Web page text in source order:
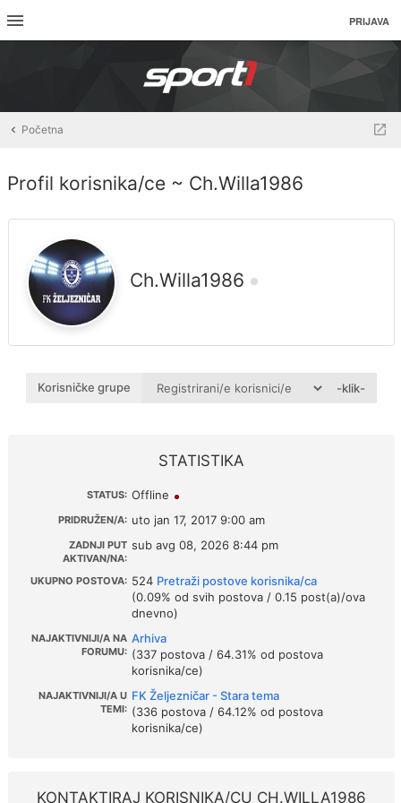
PRIJAVA
Početna
Profil korisnika/ce ~ Ch.Willa1986
Ch.Willa1986
Korisničke grupe -klik-
STATISTIKA
STATUS: Offline
PRIDRUŽEN/A: uto jan 17, 2017 9:00 am
ZADNJI PUT
AKTIVAN/NA:
sub avg 08, 2026 8:44 pm
UKUPNO POSTOVA: 524 Pretraži postove korisnika/ca
(0.09% od svih postova / 0.15 post(a)/ova
dnevno)
NAJAKTIVNIJI/A NA
FORUMU:
Arhiva
(337 postova / 64.31% od postova
korisnika/ce)
NAJAKTIVNIJI/A U
TEMI:
FK Željezničar - Stara tema
(336 postova / 64.12% od postova
korisnika/ce)
KONTAKTIRAJ KORISNIKA/CU CH.WILLA1986